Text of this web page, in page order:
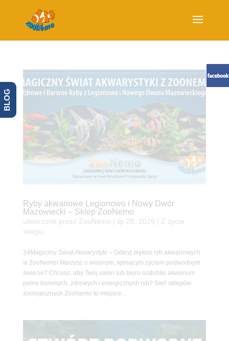
Ryby akwariowe Legionowo i Nowy Dwór
Mazowiecki – Sklep ZooNemo
utworzone przez ZooNemo lip 28, 2026
Z życia
sklepu
24Magiczny Świat Akwarystyki – Odkryj piękno ryb akwariowych
w ZooNemo! Marzysz o własnym, tętniącym życiem podwodnym
świecie? Chcesz, aby Twój salon lub biuro ozdobiło akwarium
pełne barwnych, zdrowych i energicznych ryb? Sieć sklepów
zoologicznych ZooNemo to miejsce...
BLOG